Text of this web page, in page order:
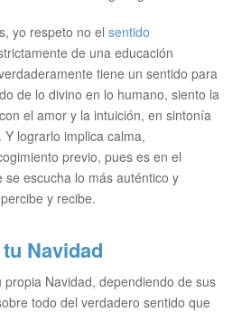
yo respeto no el sentido
de una educación
tiene un sentido para
de lo divino en lo humano, siento la
el amor y la intuición, en sintonía
lograrlo implica calma,
previo, pues es en el
se escucha lo más auténtico y
y recibe.
Navidad
Navidad, dependiendo de sus
todo del verdadero sentido que